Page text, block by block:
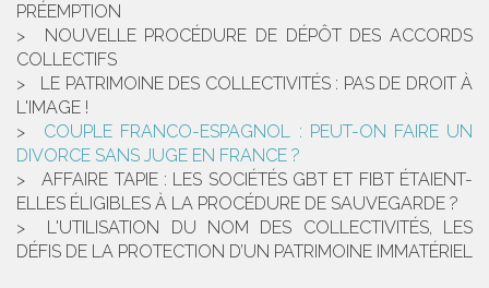
PRÉEMPTION
NOUVELLE PROCÉDURE DE DÉPÔT DES ACCORDS
COLLECTIFS
LE PATRIMOINE DES COLLECTIVITÉS : PAS DE DROIT À
L'IMAGE !
COUPLE FRANCO-ESPAGNOL : PEUT-ON FAIRE UN
DIVORCE SANS JUGE EN FRANCE ?
AFFAIRE TAPIE : LES SOCIÉTÉS GBT ET FIBT ÉTAIENT-
ELLES ÉLIGIBLES À LA PROCÉDURE DE SAUVEGARDE ?
L'UTILISATION DU NOM DES COLLECTIVITÉS, LES
DÉFIS DE LA PROTECTION D’UN PATRIMOINE IMMATÉRIEL